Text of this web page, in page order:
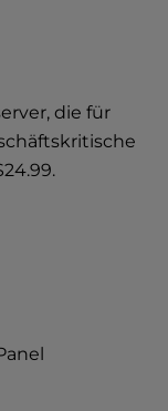
die für
.